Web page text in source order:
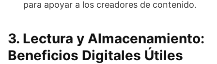
para apoyar a los creadores de contenido.
3. Lectura y Almacenamiento:
Beneficios Digitales Útiles